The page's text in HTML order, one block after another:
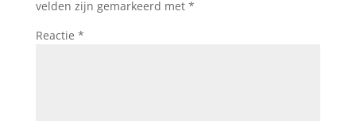
velden zijn gemarkeerd met *
Reactie *